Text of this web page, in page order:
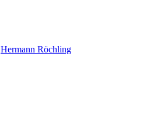
Hermann Röchling